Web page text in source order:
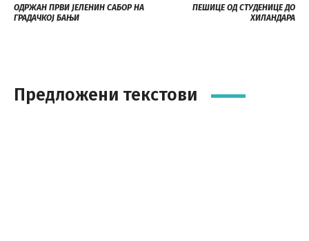
ОДРЖАН ПРВИ ЈЕЛЕНИН САБОР НА
ГРАДАЧКОЈ БАЊИ
ПЕШИЦЕ ОД СТУДЕНИЦЕ ДО
ХИЛАНДАРА
Предложени текстови